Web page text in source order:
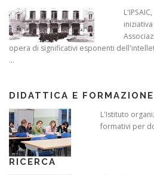
opera di significativi esponenti
...
DIDATTICA E FORMAZIONE
L'Istituto
formativi per
RICERCA